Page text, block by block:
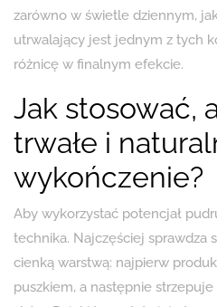
zarówno w świetle dziennym,
utrwalający jest jednym z tych
różnicę w finalnym efekcie.
Jak stosować,
trwałe i
wykończenie?
Aby wykorzystać potencjał
technika. Najczęściej sprawdza
cienką warstwą: najpierw
puszkiem, a następnie